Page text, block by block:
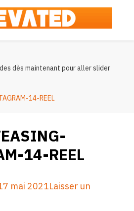
dès maintenant pour aller slider
14-REEL
14-REEL
mai 2021Laisser un